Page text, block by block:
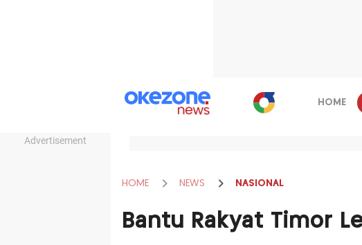
Advertisement
HOME
HOME NEWS NASIONAL
Bantu Rakyat Timor